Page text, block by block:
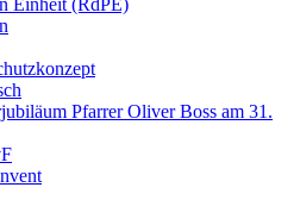
Einheit (RdPE)
Pfarrer Oliver Boss am 31.